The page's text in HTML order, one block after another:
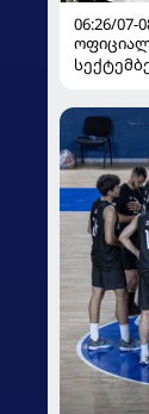
06:26/07-